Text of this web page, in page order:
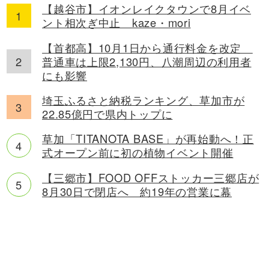
【越谷市】イオンレイクタウンで8月イベ
ント相次ぎ中止 kaze・mori
【首都高】10月1日から通行料金を改定
普通車は上限2,130円、八潮周辺の利用者
にも影響
埼玉ふるさと納税ランキング、草加市が
22.85億円で県内トップに
草加「TITANOTA BASE」が再始動へ！正
式オープン前に初の植物イベント開催
【三郷市】FOOD OFFストッカー三郷店が
8月30日で閉店へ 約19年の営業に幕